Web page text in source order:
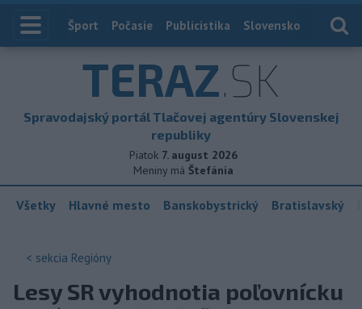
Index
Šport Počasie Publicistika Slovensko
TERAZ.SK
Spravodajský portál Tlačovej agentúry Slovenskej
republiky
Piatok 7. august 2026
Meniny má Štefánia
Všetky Hlavné mesto Banskobystrický Bratislavský
< sekcia Regióny
Lesy SR vyhodnotia poľovnícku